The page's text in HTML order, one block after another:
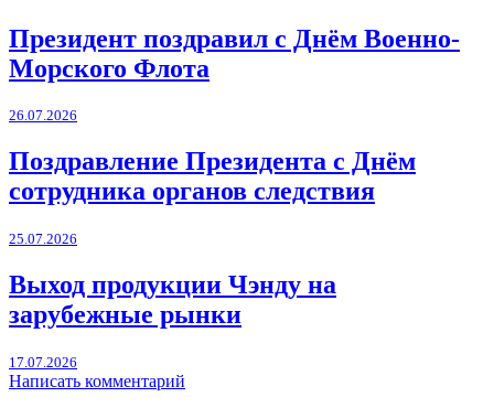
Президент поздравил с Днём Военно-
Морского Флота
26.07.2026
Поздравление Президента с Днём
сотрудника органов следствия
25.07.2026
Выход продукции Чэнду на
зарубежные рынки
17.07.2026
Написать комментарий